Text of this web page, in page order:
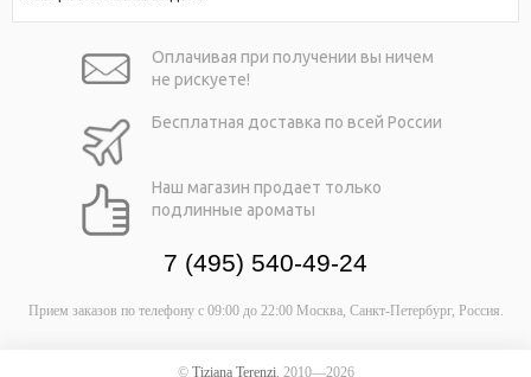
Оплачивая при получении вы ничем
не рискуете!
Бесплатная доставка по всей России
Наш магазин продает только
подлинные ароматы
7 (495) 540-49-24
Прием заказов по телефону с 09:00 до 22:00Москва, Санкт-Петербург, Россия.
© Tiziana Terenzi, 2010—2026